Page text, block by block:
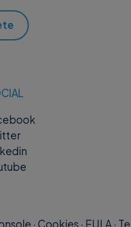
· Cookies · EULA ·